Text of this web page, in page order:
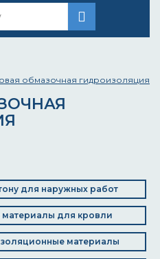
обмазочная гидроизоляция
для наружных работ
для кровли
материалы